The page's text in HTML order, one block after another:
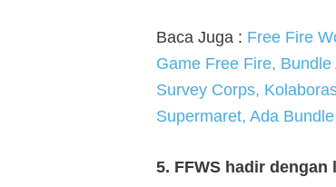
Baca Juga : Free Fire
Game Free Fire,
Survey Corps,
Supermaret, Ada
5. FFWS hadir dengan